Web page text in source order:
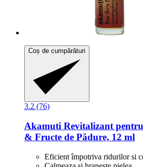
Coș de cumpărături
3.2 (76)
Akamuti Revitalizant
& Fructe de Pădure, 12 ml
Eficient împotriva ridurilor si